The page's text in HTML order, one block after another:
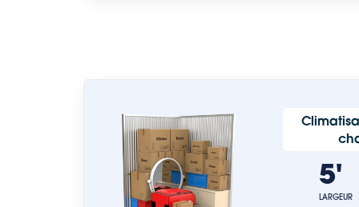
5'
LARGEUR